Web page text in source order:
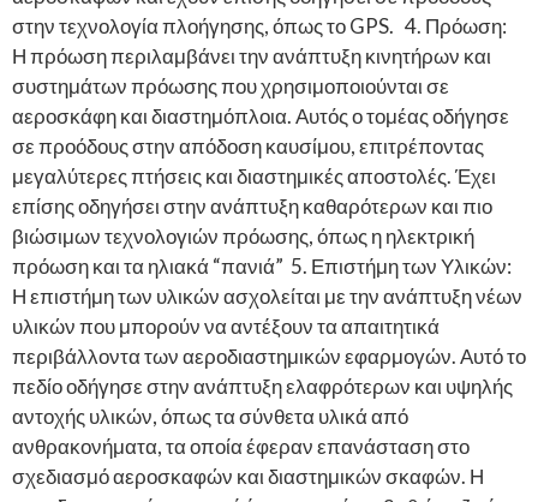
στην τεχνολογία πλοήγησης, όπως το GPS. 4. Πρόωση:
Η πρόωση περιλαμβάνει την ανάπτυξη κινητήρων και
συστημάτων πρόωσης που χρησιμοποιούνται σε
αεροσκάφη και διαστημόπλοια. Αυτός ο τομέας οδήγησε
σε προόδους στην απόδοση καυσίμου, επιτρέποντας
μεγαλύτερες πτήσεις και διαστημικές αποστολές. Έχει
επίσης οδηγήσει στην ανάπτυξη καθαρότερων και πιο
βιώσιμων τεχνολογιών πρόωσης, όπως η ηλεκτρική
πρόωση και τα ηλιακά “πανιά” 5. Επιστήμη των Υλικών:
Η επιστήμη των υλικών ασχολείται με την ανάπτυξη νέων
υλικών που μπορούν να αντέξουν τα απαιτητικά
περιβάλλοντα των αεροδιαστημικών εφαρμογών. Αυτό το
πεδίο οδήγησε στην ανάπτυξη ελαφρότερων και υψηλής
αντοχής υλικών, όπως τα σύνθετα υλικά από
ανθρακονήματα, τα οποία έφεραν επανάσταση στο
σχεδιασμό αεροσκαφών και διαστημικών σκαφών. Η